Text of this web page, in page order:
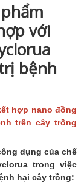
với
bệnh
hợp nano đồng
trên cây trồng
dụng của chế
trong việc
hại cây trồng: